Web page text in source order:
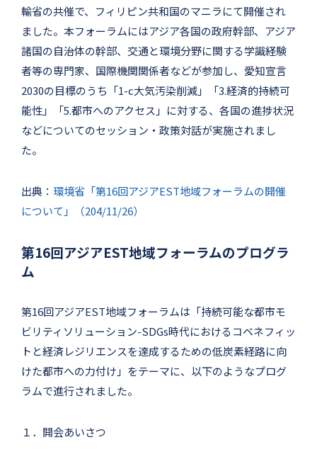
輸省の共催で、フィリピン共和国のマニラにて開催され
ました。本フォーラムにはアジア各国の政府幹部、アジア
諸国の自治体の幹部、交通と環境分野に関する学識経験
者等の専門家、国際機関関係者などが参加し、愛知宣言
2030の目標のうち「1-c大気汚染削減」「3.経済的持続可
能性」「5.都市へのアクセス」に対する、各国の進捗状況
などについてのセッション・政策対話が実施されまし
た。
出典： 環境省「第16回アジアEST地域フォーラムの開催
について」（204/11/26）
第16回アジアEST地域フォーラムのプログラ
ム
第16回アジアEST地域フォーラムは「持続可能な都市モ
ビリティソリューション-SDGs時代におけるコベネフィッ
トと経済レジリエンスを達成するための低炭素経路に向
けた都市への力付け」をテーマに、以下のようなプログ
ラムで進行されました。
１．開会あいさつ